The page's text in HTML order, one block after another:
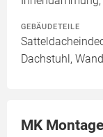
GEBÄUDETEILE
Dachstuhl,
MK